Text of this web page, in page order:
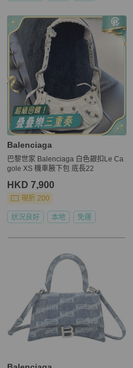
Balenciaga
巴黎世家 Balenciaga 白色銀扣Le Ca
gole XS 機車腋下包 底長22
HKD 7,900
現折 200
狀況良好 本地 免運